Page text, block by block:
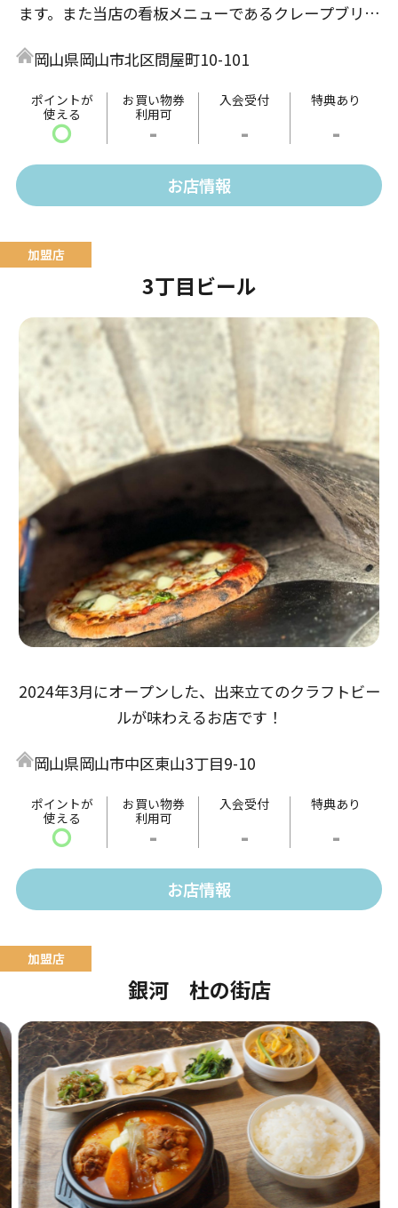
ます。また当店の看板メニューであるクレープブリュ
自信があります。
岡山県岡山市北区問屋町10-101
ポイントが
使える
〇
お買い物券
利用可
-
入会受付
-
特典あり
-
お店情報
3丁目ビール
2024年3月にオープンした、出来立てのクラフトビー
ルが味わえるお店です！
岡山県岡山市中区東山3丁目9-10
ポイントが
使える
〇
お買い物券
利用可
-
入会受付
-
特典あり
-
お店情報
銀河 杜の街店